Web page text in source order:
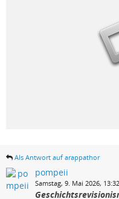
Als Antwort auf arappathor
pompeii
Samstag, 9. Mai 2026, 13:32